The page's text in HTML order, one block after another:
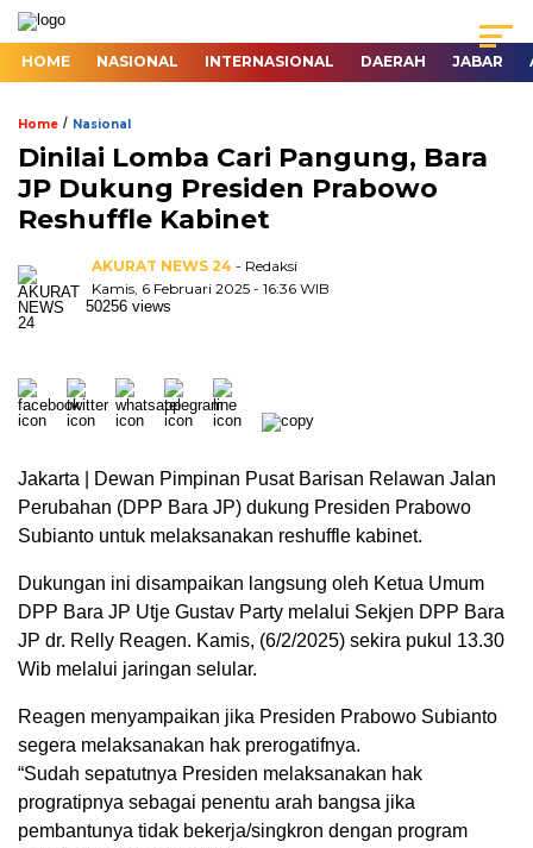
HOME NASIONAL INTERNASIONAL DAERAH JABAR
Home / Nasional
Dinilai Lomba Cari Pangung, Bara
JP Dukung Presiden Prabowo
Reshuffle Kabinet
AKURAT NEWS 24 - Redaksi
Kamis, 6 Februari 2025 - 16:36 WIB
50256 views
Jakarta | Dewan Pimpinan Pusat Barisan Relawan Jalan
Perubahan (DPP Bara JP) dukung Presiden Prabowo
Subianto untuk melaksanakan reshuffle kabinet.
Dukungan ini disampaikan langsung oleh Ketua Umum
DPP Bara JP Utje Gustav Party melalui Sekjen DPP Bara
JP dr. Relly Reagen. Kamis, (6/2/2025) sekira pukul 13.30
Wib melalui jaringan selular.
Reagen menyampaikan jika Presiden Prabowo Subianto
segera melaksanakan hak prerogatifnya.
“Sudah sepatutnya Presiden melaksanakan hak
progratipnya sebagai penentu arah bangsa jika
pembantunya tidak bekerja/singkron dengan program